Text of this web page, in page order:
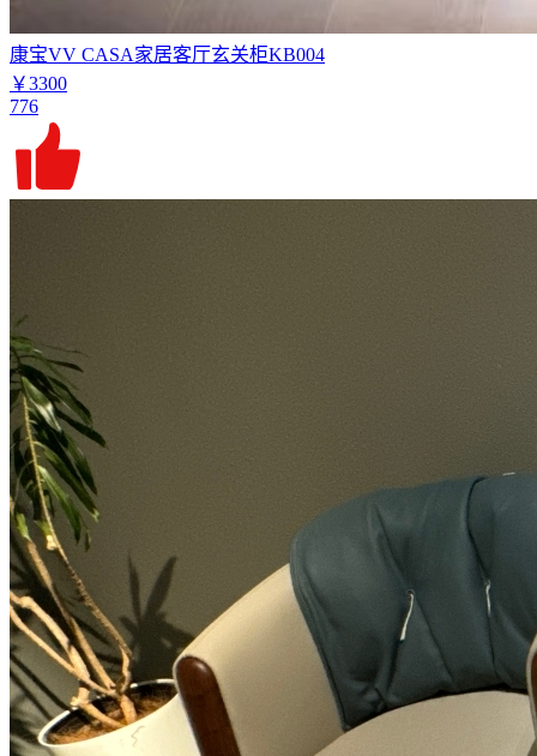
康宝VV CASA家居客厅玄关柜KB004
￥3300
776